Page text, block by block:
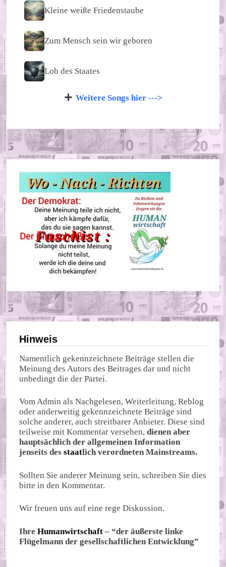
Kleine weiße Friedenstaube
Zum Mensch sein wir geboren
Lob des Staates
Weitere Songs hier --->
Hinweis
Namentlich gekennzeichnete Beiträge stellen die
Meinung des Autors des Beitrages dar und nicht
unbedingt die der Partei.
Vom Admin als Nachgelesen, Weiterleitung, Reblog
oder anderweitig gekennzeichnete Beiträge sind
solche anderer, auch streitbarer Anbieter. Diese sind
teilweise mit Kommentar versehen,dienen aber
hauptsächlich der allgemeinen Information
jenseits desstaatlich verordneten Mainstreams.
Sollten Sie anderer Meinung sein, schreiben Sie dies
bitte in den Kommentar.
Wir freuen uns auf eine rege Diskussion.
IhreHumanwirtschaft – “der äußerste linke
Flügelmann der gesellschaftlichen Entwicklung”